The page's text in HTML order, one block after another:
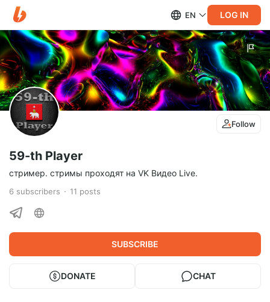
EN LOG IN
Follow
59-th Player
стример. стримы проходят на VK Видео Live.
6 subscribers 11 posts
SUBSCRIBE
DONATE CHAT